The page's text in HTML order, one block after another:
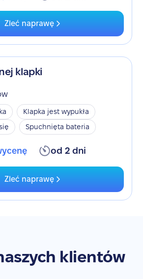
Zleć naprawę
klapki
Klapka jest wypukła
Spuchnięta bateria
od 2 dni
Zleć naprawę
klientów